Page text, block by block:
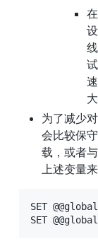
大
为了减少
会比较保
载，或者
上述变量
SET
SET